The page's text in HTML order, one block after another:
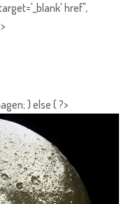
href",
} else { ?>